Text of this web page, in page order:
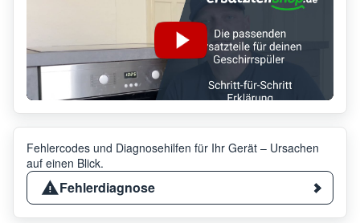
Fehlercodes und Diagnosehilfen für Ihr Gerät – Ursachen
auf einen Blick.
Fehlerdiagnose